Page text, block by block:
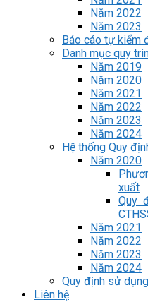
Năm 2022
Năm 2023
Báo cáo tự kiểm
Danh mục quy
Năm 2019
Năm 2020
Năm 2021
Năm 2022
Năm 2023
Năm 2024
Hệ thống Quy
Năm 2020
xuất
Quy
Năm 2021
Năm 2022
Năm 2023
Năm 2024
Quy định sử
Liên hệ